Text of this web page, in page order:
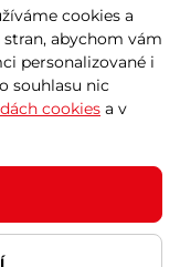
Kariéra
vystavit
správce daně online; v
48 hodin.
cookies a
abychom vám
personalizované i
souhlasu nic
cookies a v